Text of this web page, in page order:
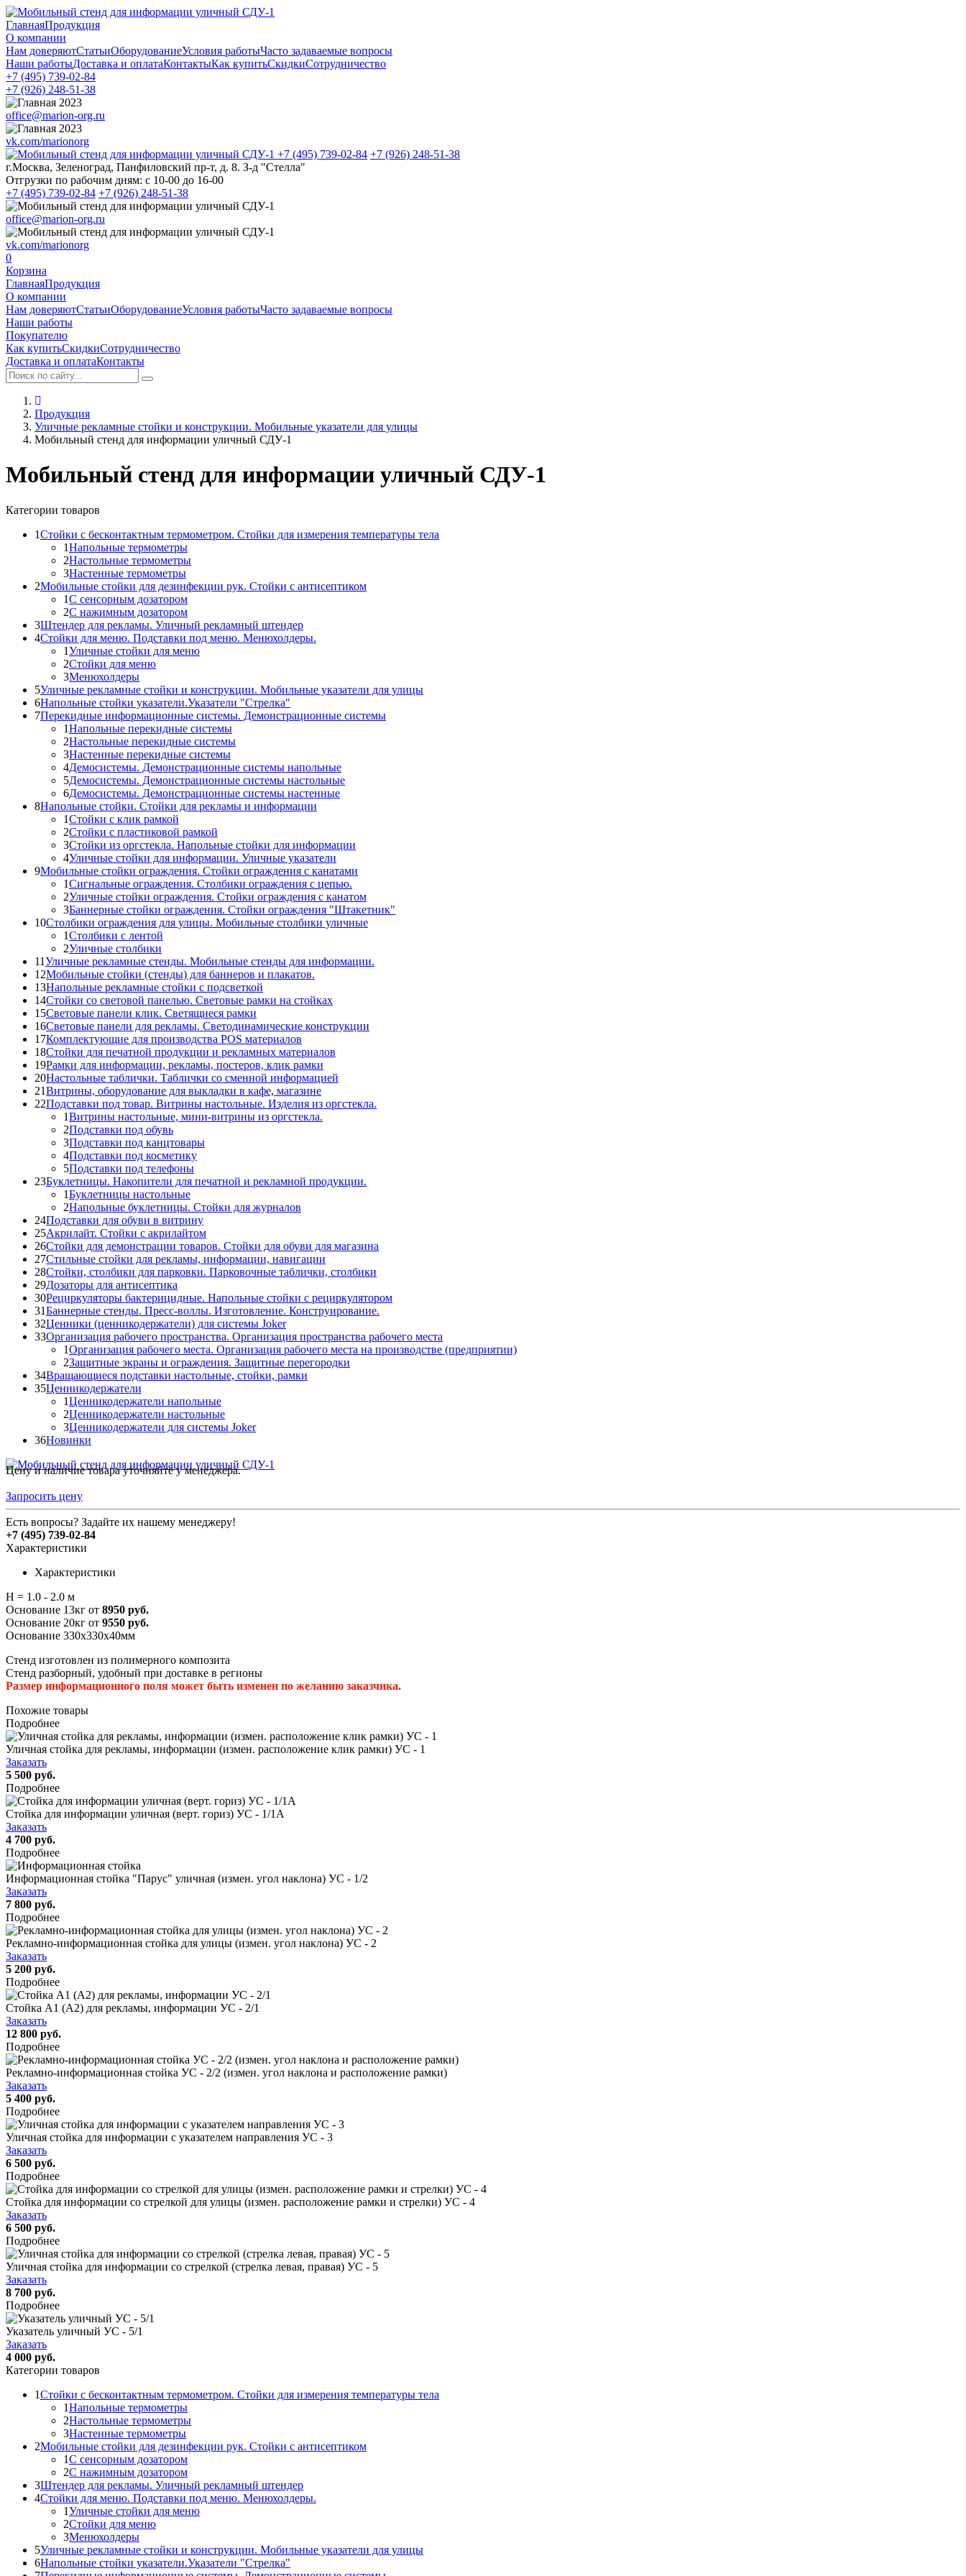
ГлавнаяПродукция
О компании
Нам доверяютСтатьиОборудованиеУсловия работыЧасто задаваемые вопросы
Наши работыДоставка и оплатаКонтактыКак купитьСкидкиСотрудничество
+7 (495) 739-02-84
+7 (926) 248-51-38
office@marion-org.ru
vk.com/marionorg
+7 (495) 739-02-84 +7 (926) 248-51-38
г.Москва, Зеленоград, Панфиловский пр-т, д. 8. З-д "Стелла"
Отгрузки по рабочим дням: с 10-00 до 16-00
+7 (495) 739-02-84 +7 (926) 248-51-38
office@marion-org.ru
vk.com/marionorg
0
Корзина
ГлавнаяПродукция
О компании
Нам доверяютСтатьиОборудованиеУсловия работыЧасто задаваемые вопросы
Наши работы
Покупателю
Как купитьСкидкиСотрудничество
Доставка и оплатаКонтакты
Продукция
Уличные рекламные стойки и конструкции. Мобильные указатели для улицы
Мобильный стенд для информации уличный СДУ-1
Мобильный стенд для информации уличный СДУ-1
Категории товаров
1Стойки с бесконтактным термометром. Стойки для измерения температуры тела
1Напольные термометры
2Настольные термометры
3Настенные термометры
2Мобильные стойки для дезинфекции рук. Стойки с антисептиком
1С сенсорным дозатором
2С нажимным дозатором
3Штендер для рекламы. Уличный рекламный штендер
4Стойки для меню. Подставки под меню. Менюхолдеры.
1Уличные стойки для меню
2Стойки для меню
3Менюхолдеры
5Уличные рекламные стойки и конструкции. Мобильные указатели для улицы
6Напольные стойки указатели.Указатели "Стрелка"
7Перекидные информационные системы. Демонстрационные системы
1Напольные перекидные системы
2Настольные перекидные системы
3Настенные перекидные системы
4Демосистемы. Демонстрационные системы напольные
5Демосистемы. Демонстрационные системы настольные
6Демосистемы. Демонстрационные системы настенные
8Напольные стойки. Стойки для рекламы и информации
1Стойки с клик рамкой
2Стойки с пластиковой рамкой
3Стойки из оргстекла. Напольные стойки для информации
4Уличные стойки для информации. Уличные указатели
9Мобильные стойки ограждения. Стойки ограждения с канатами
1Сигнальные ограждения. Столбики ограждения с цепью.
2Уличные стойки ограждения. Стойки ограждения с канатом
3Баннерные стойки ограждения. Стойки ограждения "Штакетник"
10Столбики ограждения для улицы. Мобильные столбики уличные
1Столбики с лентой
2Уличные столбики
11Уличные рекламные стенды. Мобильные стенды для информации.
12Мобильные стойки (стенды) для баннеров и плакатов.
13Напольные рекламные стойки с подсветкой
14Стойки со световой панелью. Световые рамки на стойках
15Световые панели клик. Светящиеся рамки
16Световые панели для рекламы. Светодинамические конструкции
17Комплектующие для производства POS материалов
18Стойки для печатной продукции и рекламных материалов
19Рамки для информации, рекламы, постеров, клик рамки
20Настольные таблички. Таблички со сменной информацией
21Витрины, оборудование для выкладки в кафе, магазине
22Подставки под товар. Витрины настольные. Изделия из оргстекла.
1Витрины настольные, мини-витрины из оргстекла.
2Подставки под обувь
3Подставки под канцтовары
4Подставки под косметику
5Подставки под телефоны
23Буклетницы. Накопители для печатной и рекламной продукции.
1Буклетницы настольные
2Напольные буклетницы. Стойки для журналов
24Подставки для обуви в витрину
25Акрилайт. Стойки с акрилайтом
26Стойки для демонстрации товаров. Стойки для обуви для магазина
27Стильные стойки для рекламы, информации, навигации
28Стойки, столбики для парковки. Парковочные таблички, столбики
29Дозаторы для антисептика
30Рециркуляторы бактерицидные. Напольные стойки с рециркулятором
31Баннерные стенды. Пресс-воллы. Изготовление. Конструирование.
32Ценники (ценникодержатели) для системы Joker
33Организация рабочего пространства. Организация пространства рабочего места
1Организация рабочего места. Организация рабочего места на производстве (предприятии)
2Защитные экраны и ограждения. Защитные перегородки
34Вращающиеся подставки настольные, стойки, рамки
35Ценникодержатели
1Ценникодержатели напольные
2Ценникодержатели настольные
3Ценникодержатели для системы Joker
36Новинки
Цену и наличие товара уточняйте у менеджера.
Запросить цену
Есть вопросы? Задайте их нашему менеджеру!
+7 (495) 739-02-84
Характеристики
Характеристики
H = 1.0 - 2.0 м
Основание 13кг от 8950 руб.
Основание 20кг от 9550 руб.
Основание 330х330х40мм
Стенд изготовлен из полимерного композита
Стенд разборный, удобный при доставке в регионы
Размер информационного поля может быть изменен по желанию заказчика.
Похожие товары
Подробнее
Уличная стойка для рекламы, информации (измен. расположение клик рамки) УС - 1
Заказать
5 500 руб.
Подробнее
Стойка для информации уличная (верт. гориз) УС - 1/1А
Заказать
4 700 руб.
Подробнее
Информационная стойка "Парус" уличная (измен. угол наклона) УС - 1/2
Заказать
7 800 руб.
Подробнее
Рекламно-информационная стойка для улицы (измен. угол наклона) УС - 2
Заказать
5 200 руб.
Подробнее
Стойка А1 (А2) для рекламы, информации УС - 2/1
Заказать
12 800 руб.
Подробнее
Рекламно-информационная стойка УС - 2/2 (измен. угол наклона и расположение рамки)
Заказать
5 400 руб.
Подробнее
Уличная стойка для информации с указателем направления УС - 3
Заказать
6 500 руб.
Подробнее
Стойка для информации со стрелкой для улицы (измен. расположение рамки и стрелки) УС - 4
Заказать
6 500 руб.
Подробнее
Уличная стойка для информации со стрелкой (стрелка левая, правая) УС - 5
Заказать
8 700 руб.
Подробнее
Указатель уличный УС - 5/1
Заказать
4 000 руб.
Категории товаров
1Стойки с бесконтактным термометром. Стойки для измерения температуры тела
1Напольные термометры
2Настольные термометры
3Настенные термометры
2Мобильные стойки для дезинфекции рук. Стойки с антисептиком
1С сенсорным дозатором
2С нажимным дозатором
3Штендер для рекламы. Уличный рекламный штендер
4Стойки для меню. Подставки под меню. Менюхолдеры.
1Уличные стойки для меню
2Стойки для меню
3Менюхолдеры
5Уличные рекламные стойки и конструкции. Мобильные указатели для улицы
6Напольные стойки указатели.Указатели "Стрелка"